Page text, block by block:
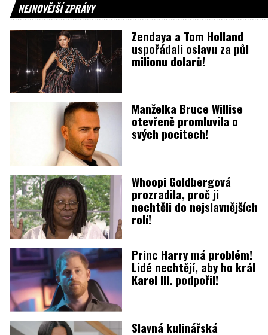
NEJNOVĚJŠÍ ZPRÁVY
Zendaya a Tom Holland
uspořádali oslavu za půl
milionu dolarů!
Manželka Bruce Willise
otevřeně promluvila o
svých pocitech!
Whoopi Goldbergová
prozradila, proč ji
nechtěli do nejslavnějších
rolí!
Princ Harry má problém!
Lidé nechtějí, aby ho král
Karel III. podpořil!
Slavná kulinářská